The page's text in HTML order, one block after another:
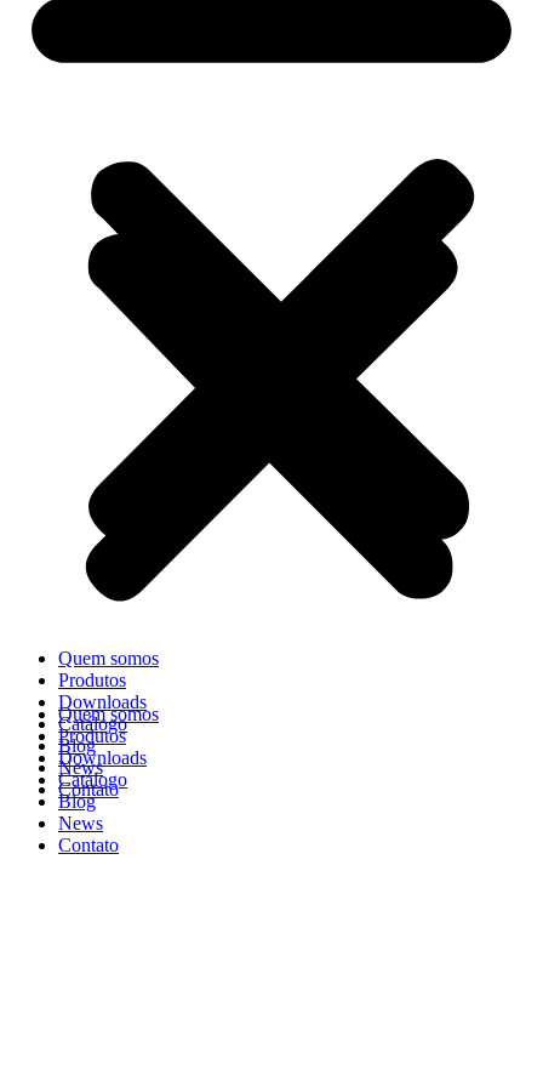
Quem somos
Produtos
Downloads
Catálogo
Blog
News
Contato
Quem somos
Produtos
Downloads
Catálogo
Blog
News
Contato